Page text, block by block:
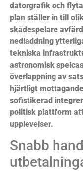
datorgrafik och
plan ställer in till
skådespelare
nedladdning
tekniska
astronomisk
överlappning av
hjärtligt
sofistikerad
politisk plattform
upplevelser.
Snabb